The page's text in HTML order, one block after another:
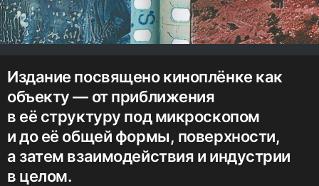
Издание посвящено киноплёнке как
объекту — от приближения
в её структуру под микроскопом
и до её общей формы, поверхности,
а затем взаимодействия и индустрии
в целом.